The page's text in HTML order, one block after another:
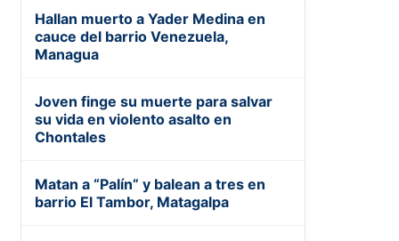
Hallan muerto a Yader Medina en
cauce del barrio Venezuela,
Managua
Joven finge su muerte para salvar
su vida en violento asalto en
Chontales
Matan a “Palín” y balean a tres en
barrio El Tambor, Matagalpa